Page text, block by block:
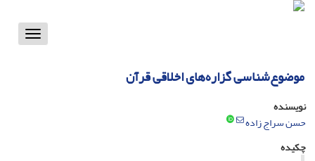
Toggle
موضوع‌شناسی گزاره‌های اخلاقی قرآن
نویسنده
حسن سراج زاده
چکیده